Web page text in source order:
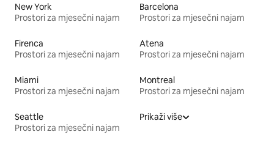
New York
Prostori za mjesečni najam
Barcelona
Prostori za mjesečni najam
Firenca
Prostori za mjesečni najam
Atena
Prostori za mjesečni najam
Miami
Prostori za mjesečni najam
Montreal
Prostori za mjesečni najam
Seattle
Prostori za mjesečni najam
Prikaži više